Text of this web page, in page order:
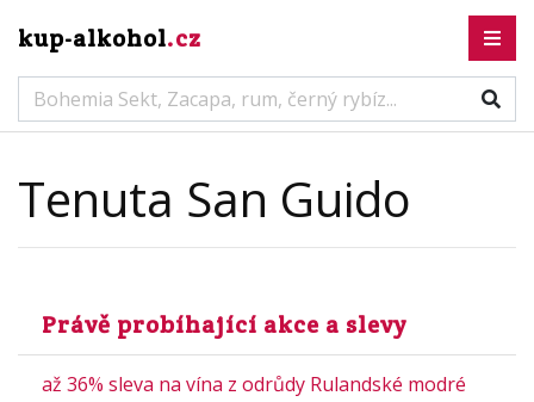
kup-alkohol.cz
Tenuta San Guido
Právě probíhající akce a slevy
až 36% sleva na vína z odrůdy Rulandské modré